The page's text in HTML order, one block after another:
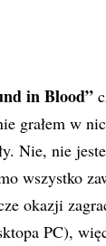
in Blood”
grałem w
Nie, nie
wszystko
okazji
PC),